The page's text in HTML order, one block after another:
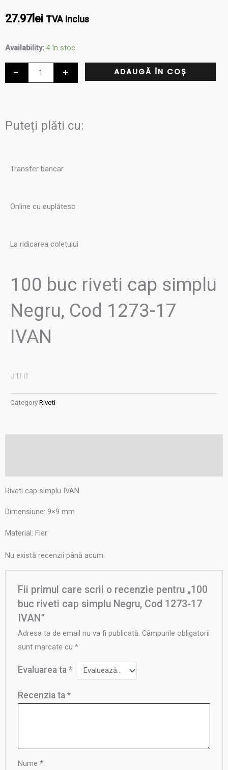
27.97lei TVA Inclus
Availability: 4 în stoc
-
Cantitate
100
buc
Negru,
17
+ ADAUGĂ ÎN COȘ
Puteți plăti cu:
Transfer bancar
Online cu euplătesc
La ridicarea coletului
100 buc riveti cap simplu
Negru, Cod 1273-17
IVAN
Category Riveti
Riveti cap simplu IVAN
Dimensiune: 9×9 mm
Material: Fier
Nu există recenzii până acum.
Fii primul care scrii o recenzie pentru „100
buc riveti cap simplu Negru, Cod 1273-17
IVAN”
Adresa ta de email nu va fi publicată. Câmpurile obligatorii
sunt marcate cu*
Evaluarea ta*
Recenzia ta*
Nume*